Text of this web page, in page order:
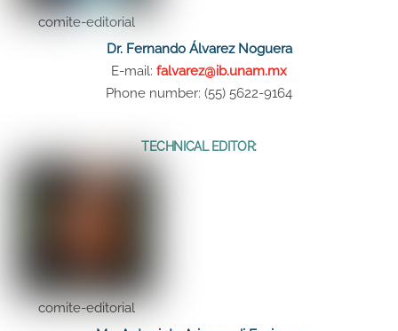
comite-editorial
Dr. Fernando Álvarez Noguera
E-mail: falvarez@ib.unam.mx
Phone number: (55) 5622-9164
TECHNICAL EDITOR:
comite-editorial